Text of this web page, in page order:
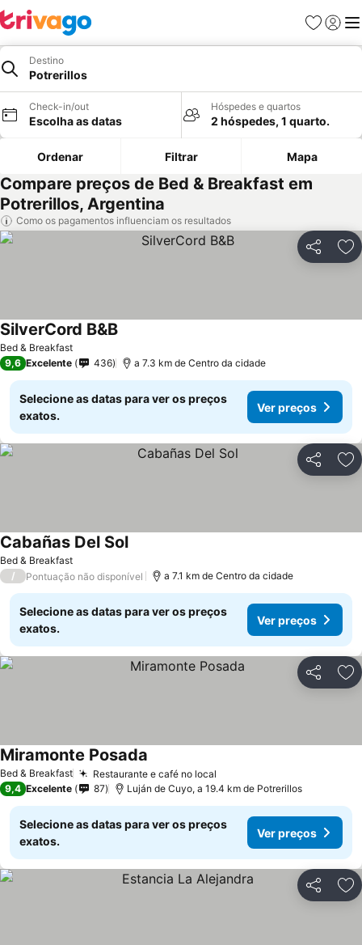
Favoritos
Iniciar
Destino
Potrerillos
Check-in/out
Escolha as datas
Hóspedes e quartos
2 hóspedes, 1 quarto.
Ordenar Filtrar Mapa
Compare preços de Bed & Breakfast em
Potrerillos, Argentina
Como os pagamentos influenciam os resultados
Partilhar
Bed & Breakfast
SilverCord B&B
9,6 Excelente 436 a 7.3 km de Centro da cidade
Selecione as datas para ver os preços
exatos.
Ver preços
Partilhar
Bed & Breakfast
Cabañas Del Sol
/ Pontuação não disponível a 7.1 km de Centro da cidade
Selecione as datas para ver os preços
exatos.
Ver preços
Partilhar
Bed & Breakfast Restaurante e café no local
Miramonte Posada
9,4 Excelente 87 Luján de Cuyo, a 19.4 km de Potrerillos
Selecione as datas para ver os preços
exatos.
Ver preços
Partilhar